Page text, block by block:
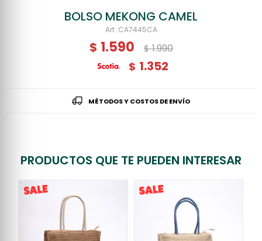
BOLSO MEKONG CAMEL
CA7445CA
$ 1.590 $ 1.990
$ 1.352
MÉTODOS Y COSTOS DE ENVÍO
PRODUCTOS QUE TE PUEDEN INTERESAR